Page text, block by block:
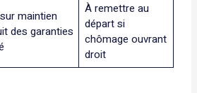
maintien
des garanties
À remettre au
départ si
chômage ouvrant
droit